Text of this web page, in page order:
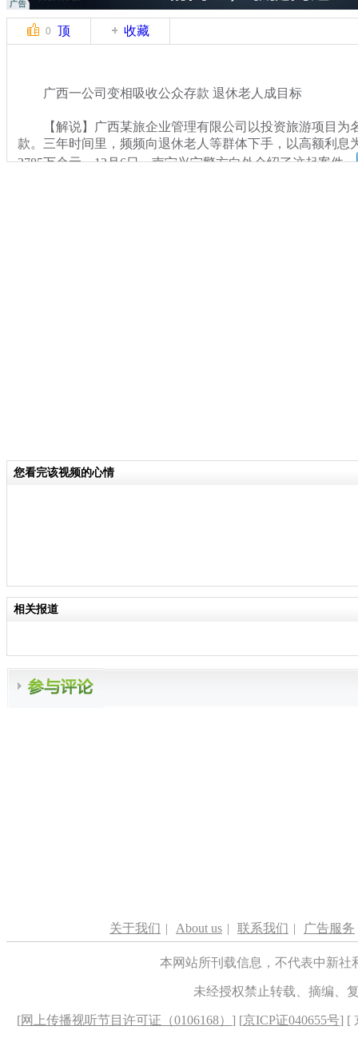
0 顶 收藏
广西一公司变相吸收公众存款 退休老人成目标
【解说】广西某旅企业管理有限公司以投资旅游项目为
款。三年时间里，频频向退休老人等群体下手，以高额利息
2785万余元。12月6日，南宁兴宁警方向外介绍了这起案件。
您看完该视频的心情
相关报道
关于我们 | About us | 联系我们 | 广告服务
本网站所刊载信息，不代表中新
未经授权禁止转载、摘编、
[网上传播视听节目许可证（0106168） ] [京ICP证040655号] [